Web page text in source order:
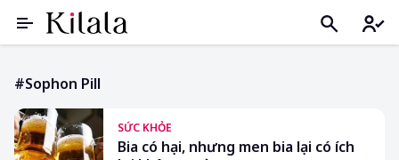
#Sophon Pill
SỨC KHỎE
Bia có hại, nhưng men bia lại có ích